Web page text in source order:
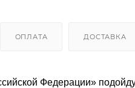
ОПЛАТА ДОСТАВКА
Федерации»